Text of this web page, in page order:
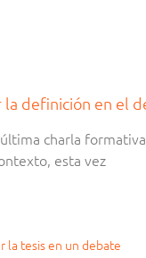
la definición en el
charla
esta vez